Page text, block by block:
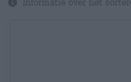
Informatie over het